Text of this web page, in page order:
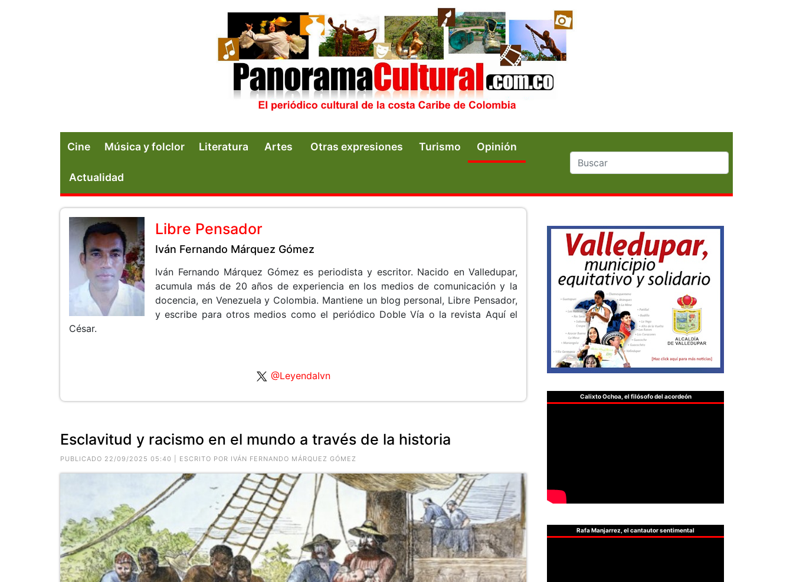
Cine Música y folclor Literatura Artes Otras expresiones Turismo Opinión
Actualidad
Libre Pensador
Iván Fernando Márquez Gómez
Iván Fernando Márquez Gómez es periodista y escritor. Nacido en Valledupar,
acumula más de 20 años de experiencia en los medios de comunicación y la
docencia, en Venezuela y Colombia. Mantiene un blog personal, Libre Pensador,
y escribe para otros medios como el periódico Doble Vía o la revista Aquí el
César.
@LeyendaIvn
Esclavitud y racismo en el mundo a través de la historia
PUBLICADO 22/09/2025 05:40 | ESCRITO POR IVÁN FERNANDO MÁRQUEZ GÓMEZ
Calixto Ochoa, el filósofo del acordeón
Rafa Manjarrez, el cantautor sentimental